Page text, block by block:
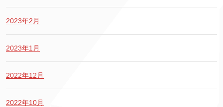
2023年2月
2023年1月
2022年12月
2022年10月